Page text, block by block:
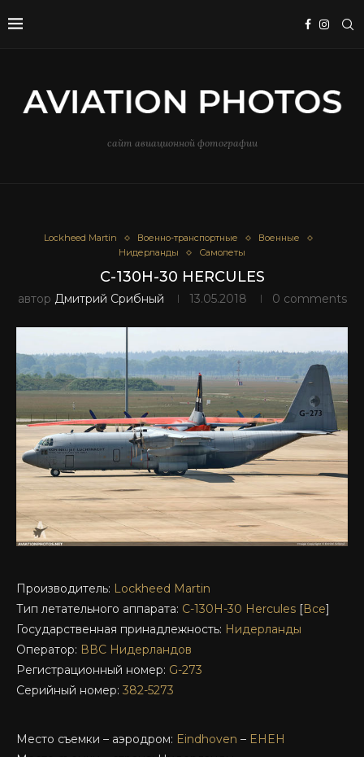
сайт авиационной фотографии
Lockheed Martin Военно-транспортные
Военные
Нидерланды
Самолеты
C-130H-30 HERCULES
автор Дмитрий Срибный 13.05.2018 0 comments
Производитель: Lockheed Martin
Тип летательного аппарата: C-130H-30 Hercules [Все]
Государственная принадлежность: Нидерланды
Оператор: ВВС Нидерландов
Регистрационный номер: G-273
Серийный номер: 382-5273
Место съемки – аэродром: Eindhoven – EHEH